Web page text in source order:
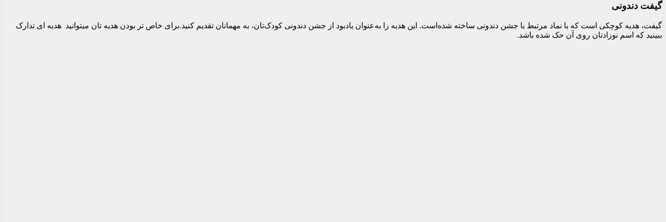
گیفت دندونی
گیفت، هدیه کوچکی است که با نماد مرتبط با جشن دندونی ساخته شده‌است. این هدیه را به‌عنوان یادبود از جشن دندونی کودک‌تان، به مهمانان تقدیم کنید.برای خاص تر بودن هدیه تان میتوانید هدیه ای تدارک
ببینید که اسم نوزادتان روی آن حک شده باشد.